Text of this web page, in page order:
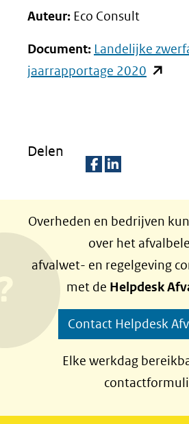
Auteur: Eco Consult
Document: Landelijke
jaarrapportage 2020 (opent
een
andere
Delen
l
e
n
o
p
F
b
l
e
n
o
p
L
e
Overheden en bedrijven
over het
afvalwet- en regelgeving
met de Helpdesk
Contact Helpdesk
Elke werkdag